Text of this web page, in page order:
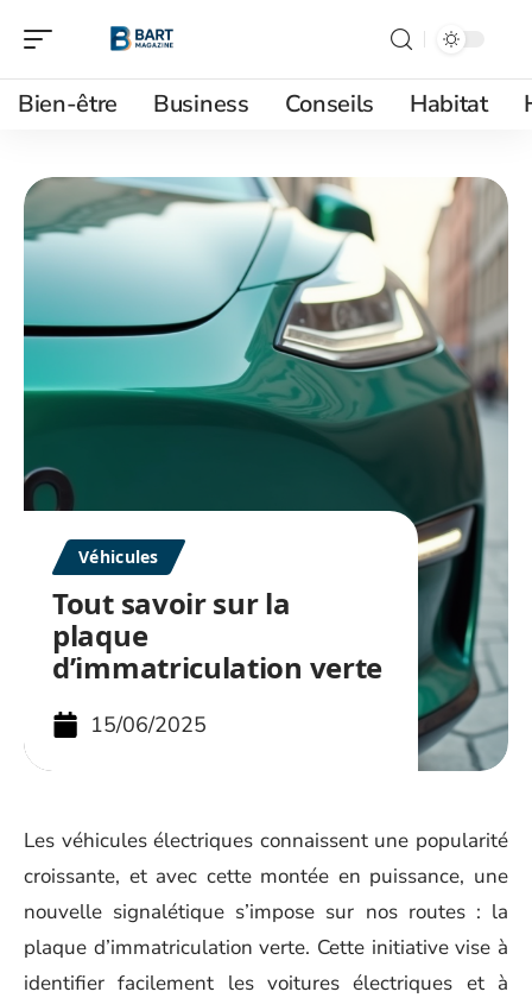
Bien-être Business Conseils Habitat
Véhicules
Tout savoir sur la
plaque
d’immatriculation verte
15/06/2025
Les véhicules électriques connaissent une popularité
croissante, et avec cette montée en puissance, une
nouvelle signalétique s’impose sur nos routes : la
plaque d’immatriculation verte. Cette initiative vise à
identifier facilement les voitures électriques et à